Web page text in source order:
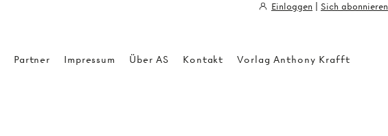
Partner Impressum Über AS Kontakt Vorlag Anthony Krafft
Einloggen Sich abonnieren